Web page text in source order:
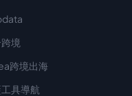
境
跨境出海
具導航